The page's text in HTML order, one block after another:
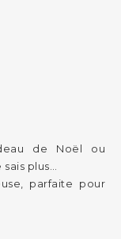
de Noël ou
plus…
parfaite pour